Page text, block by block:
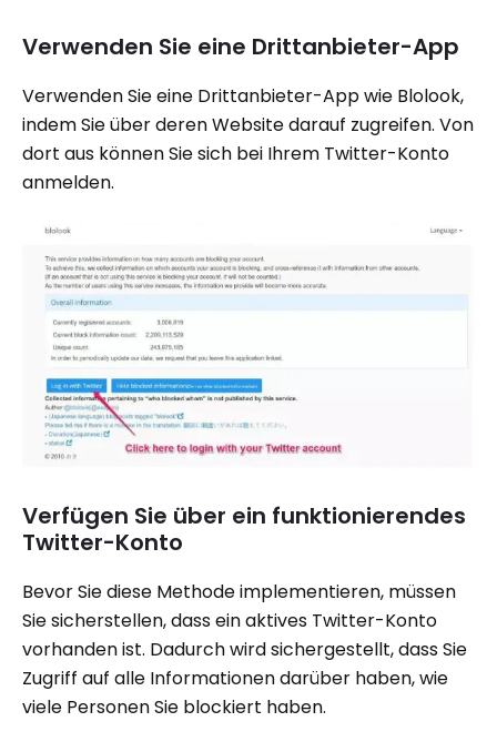
Verwenden Sie eine Drittanbieter-App
Verwenden Sie eine Drittanbieter-App wie Blolook,
indem Sie über deren Website darauf zugreifen. Von
dort aus können Sie sich bei Ihrem Twitter-Konto
anmelden.
Verfügen Sie über ein funktionierendes
Twitter-Konto
Bevor Sie diese Methode implementieren, müssen
Sie sicherstellen, dass ein aktives Twitter-Konto
vorhanden ist. Dadurch wird sichergestellt, dass Sie
Zugriff auf alle Informationen darüber haben, wie
viele Personen Sie blockiert haben.